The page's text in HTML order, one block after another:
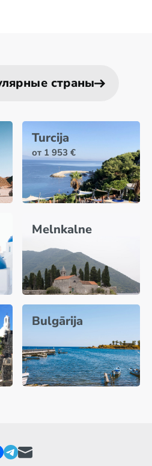
страны
Turcija
от 1 953 €
Melnkalne
Bulgārija